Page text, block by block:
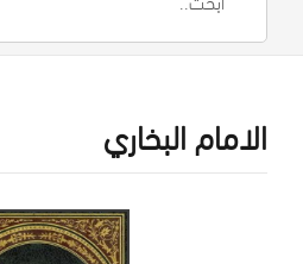
الامام البخاري